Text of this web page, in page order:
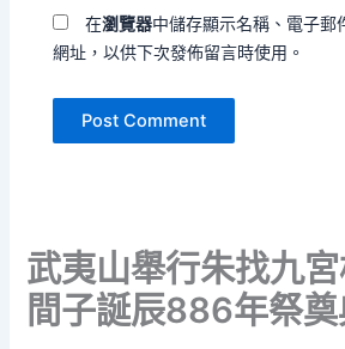
在瀏覽器中儲存顯示名稱、電子郵
網址，以供下次發佈留言時使用。
武夷山舉行朱找九
間子誕辰886年祭